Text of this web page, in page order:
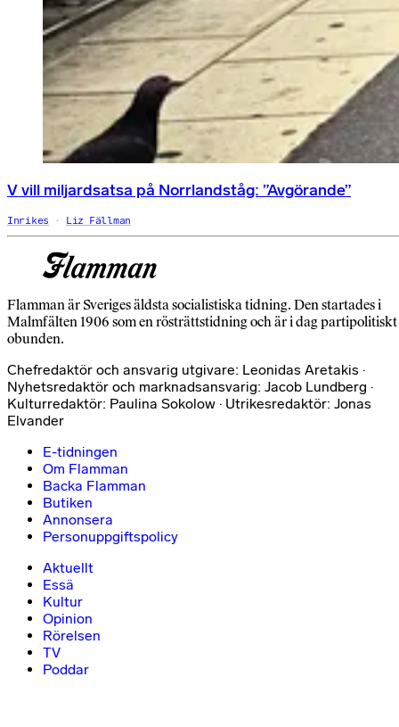
V vill miljardsatsa på Norrlandståg: ”Avgörande”
Inrikes Liz Fällman
Flamman är Sveriges äldsta socialistiska tidning. Den startades i
Malmfälten 1906 som en rösträttstidning och är i dag partipolitiskt
obunden.
Chefredaktör och ansvarig utgivare: Leonidas Aretakis ·
Nyhetsredaktör och marknadsansvarig: Jacob Lundberg ·
Kulturredaktör: Paulina Sokolow · Utrikesredaktör: Jonas
Elvander
E-tidningen
Om Flamman
Backa Flamman
Butiken
Annonsera
Personuppgiftspolicy
Aktuellt
Essä
Kultur
Opinion
Rörelsen
TV
Poddar